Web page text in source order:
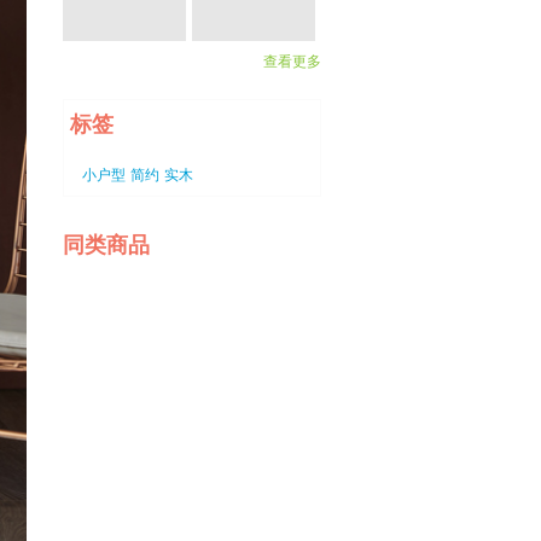
查看更多
标签
小户型 简约 实木
同类商品